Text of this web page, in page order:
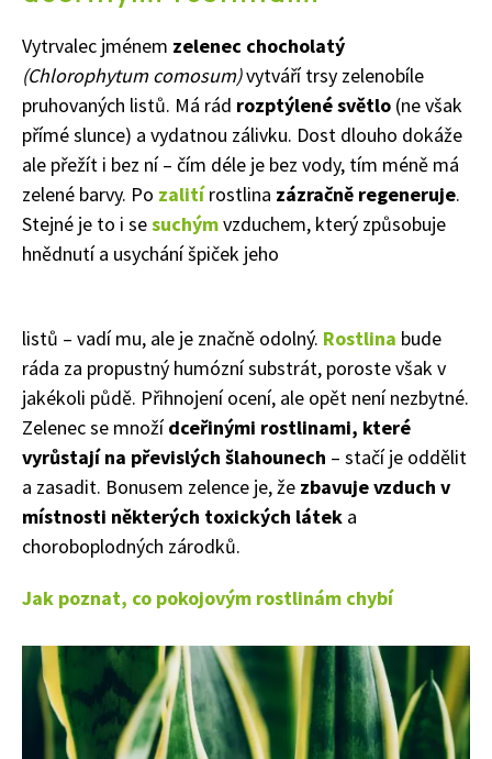
Naše krásná zahrada
Vytrvalec jménem zelenec chocholatý
(Chlorophytum comosum)vytváří trsy zelenobíle
pruhovaných listů. Má rád rozptýlené světlo (ne však
přímé slunce) a vydatnou zálivku. Dost dlouho dokáže
ale přežít i bez ní – čím déle je bez vody, tím méně má
zelené barvy. Po zalitírostlina zázračně regeneruje.
Stejné je to i sesuchýmvzduchem, který způsobuje
hnědnutí a usychání špiček jeho
listů – vadí mu, ale je značně odolný. Rostlina bude
ráda za propustný humózní substrát, poroste však v
jakékoli půdě. Přihnojení ocení, ale opět není nezbytné.
Zelenec se množídceřinými rostlinami, které
vyrůstají na převislých šlahounech – stačí je oddělit
a zasadit. Bonusem zelence je, že zbavuje vzduch v
místnosti některých toxických látek a
choroboplodných zárodků.
Jak poznat, co pokojovým rostlinám chybí